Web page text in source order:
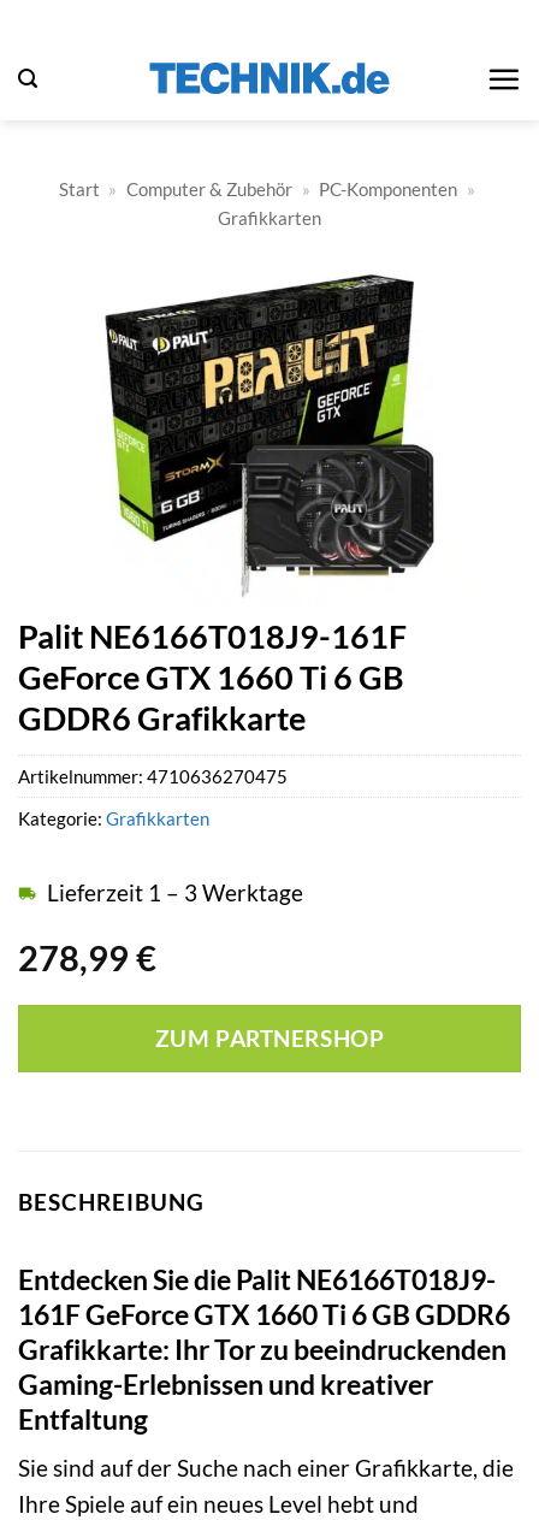
springen
Start » Computer & Zubehör » PC-Komponenten »
Grafikkarten
Palit NE6166T018J9-161F
GeForce GTX 1660 Ti 6 GB
GDDR6 Grafikkarte
278,99 €
Lieferzeit 1 – 3 Werktage
ZUM PARTNERSHOP
Artikelnummer: 4710636270475
Kategorie: Grafikkarten
BESCHREIBUNG
Entdecken Sie die Palit NE6166T018J9-
161F GeForce GTX 1660 Ti 6 GB GDDR6
Grafikkarte: Ihr Tor zu beeindruckenden
Gaming-Erlebnissen und kreativer
Entfaltung
Sie sind auf der Suche nach einer Grafikkarte, die
Ihre Spiele auf ein neues Level hebt und